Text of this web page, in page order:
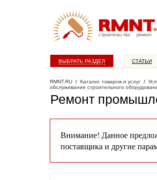
строительство ремонт
ВЫБРАТЬ РАЗДЕЛ СТАТЬИ
RMNT.RU / Каталог товаров и услуг /
обслуживание строительного
Ремонт
Внимание! Данное
поставщика и другие